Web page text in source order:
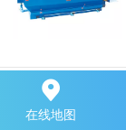
在线地图